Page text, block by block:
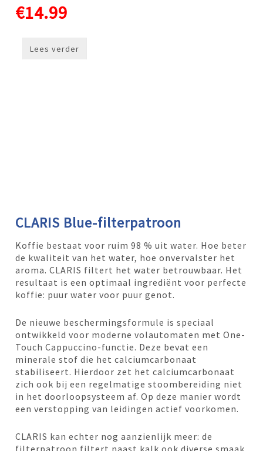
€14.99
Lees verder
CLARIS Blue-filterpatroon
Koffie bestaat voor ruim 98 % uit water. Hoe beter
de kwaliteit van het water, hoe onvervalster het
aroma. CLARIS filtert het water betrouwbaar. Het
resultaat is een optimaal ingrediënt voor perfecte
koffie: puur water voor puur genot.
De nieuwe beschermingsformule is speciaal
ontwikkeld voor moderne volautomaten met One-
Touch Cappuccino-functie. Deze bevat een
minerale stof die het calciumcarbonaat
stabiliseert. Hierdoor zet het calciumcarbonaat
zich ook bij een regelmatige stoombereiding niet
in het doorloopsysteem af. Op deze manier wordt
een verstopping van leidingen actief voorkomen.
CLARIS kan echter nog aanzienlijk meer: de
filterpatroon filtert naast kalk ook diverse smaak